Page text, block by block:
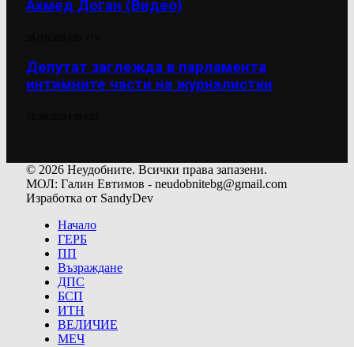
Ахмед Доган (Видео)
Депутат заглежда в парламента
интимните части на журналистки
© 2026 Неудобните. Всички права запазени.
МОЛ: Галин Евтимов - neudobnitebg@gmail.com
Изработка от SandyDev
Начало
ГЕРБ
ПП
Възраждане
ДПС
БСП
ИТН
ВЕЛИЧИЕ
МЕЧ